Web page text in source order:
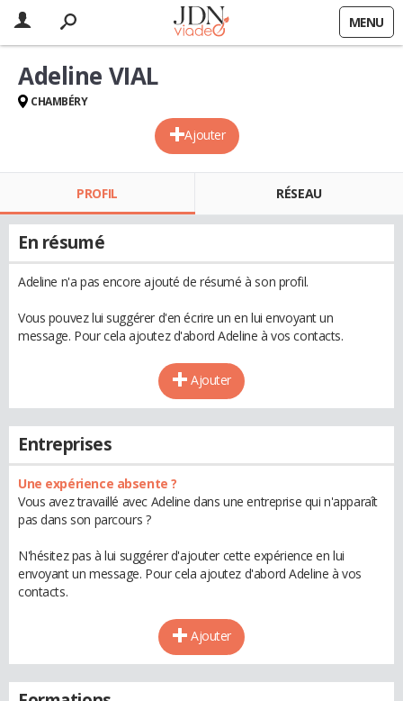
MENU
Ajouter
Adeline VIAL
CHAMBÉRY
PROFIL RÉSEAU
En résumé
Adeline n'a pas encore ajouté de résumé à son profil.
Vous pouvez lui suggérer d'en écrire un en lui envoyant un
message. Pour cela ajoutez d'abord Adeline à vos contacts.
Ajouter
Entreprises
Une expérience absente ?
Vous avez travaillé avec Adeline dans une entreprise qui n'apparaît
pas dans son parcours ?
N'hésitez pas à lui suggérer d'ajouter cette expérience en lui
envoyant un message. Pour cela ajoutez d'abord Adeline à vos
contacts.
Ajouter